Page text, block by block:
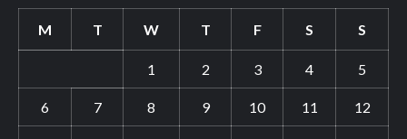
M T W T F S S
1 2 3 4 5
6 7 8 9 10 11 12